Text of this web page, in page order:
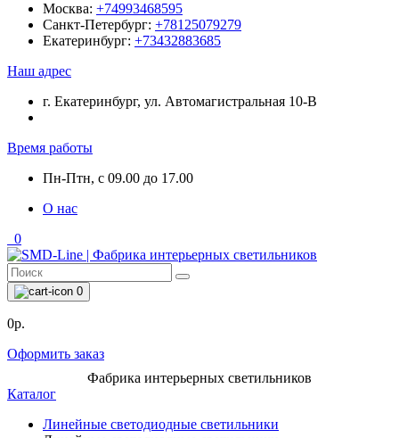
Москва: +74993468595
Санкт-Петербург: +78125079279
Екатеринбург: +73432883685
Наш адрес
г. Екатеринбург, ул. Автомагистральная 10-В
Время работы
Пн-Птн, с 09.00 до 17.00
О нас
0
0
0р.
Оформить заказ
Фабрика интерьерных светильников
Каталог
Линейные светодиодные светильники